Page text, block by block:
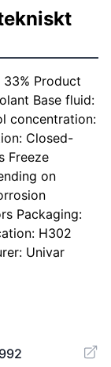
33% Product
Base fluid:
concentration:
Closed-
Freeze
on
Packaging:
H302
Univar